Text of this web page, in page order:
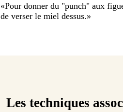
«Pour donner du "punch" aux
de verser le miel dessus.»
Les techniques